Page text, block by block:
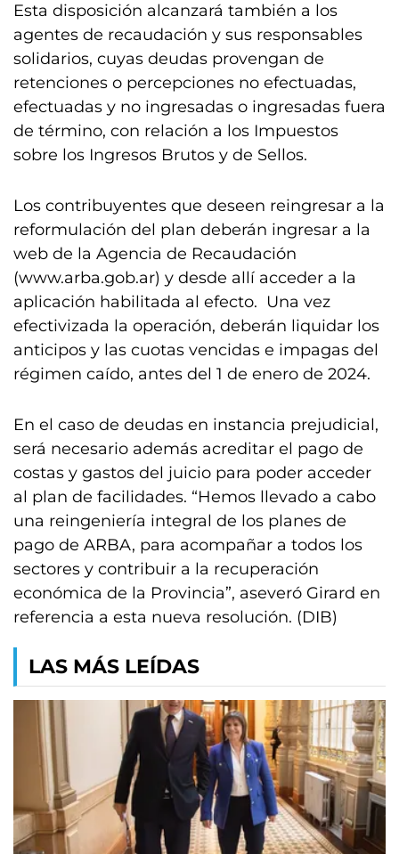
Esta disposición alcanzará también a los
agentes de recaudación y sus responsables
solidarios, cuyas deudas provengan de
retenciones o percepciones no efectuadas,
efectuadas y no ingresadas o ingresadas fuera
de término, con relación a los Impuestos
sobre los Ingresos Brutos y de Sellos.
Los contribuyentes que deseen reingresar a la
reformulación del plan deberán ingresar a la
web de la Agencia de Recaudación
(www.arba.gob.ar) y desde allí acceder a la
aplicación habilitada al efecto. Una vez
efectivizada la operación, deberán liquidar los
anticipos y las cuotas vencidas e impagas del
régimen caído, antes del 1 de enero de 2024.
En el caso de deudas en instancia prejudicial,
será necesario además acreditar el pago de
costas y gastos del juicio para poder acceder
al plan de facilidades. “Hemos llevado a cabo
una reingeniería integral de los planes de
pago de ARBA, para acompañar a todos los
sectores y contribuir a la recuperación
económica de la Provincia”, aseveró Girard en
referencia a esta nueva resolución. (DIB)
LAS MÁS LEÍDAS